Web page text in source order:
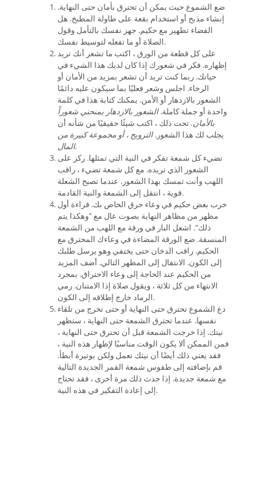
ضع الشموع حيث يمكن أن تحترق بأمان حتى النهاية.
إنشاء مذبح أو استخدام بقعة على طاولة المطبخ. هل
الفضاء تطهير مع حكيم. جهز نفسك بالتأمل وقول
الصلاة أو ما تفعله لتوسيط نفسك.
على كل قطعة من الورق ، اكتب ما تشعر أنك تريد
إظهاره. فكر في شعورك إذا كان لديك هذا الشيء في
حياتك. ربما كنت تريد أن تشعر بمزيد من الأمان أو
الرخاء. اجلس وشعر فعليًا بما سيكون عليه دائمًا
الشعور بالازدهار أو الأمن. يمكنك كتابة هذا في كلمة
واحدة أو جملة كاملة.الشعور بالازدهار يمنحني شعوراً
بالأمان.تحت ذلك ، اكتب شيئًا حقيقيًا من شأنه أن
يجلب لك هذا الشعور.الترويج ، أو مجموعة كبيرة من
المال.
تضيء كل شمعة تفكر في النية التي تمثلها. ركز على
الشعور الذي تريده. مع كل شمعة تضيء ، راقب
اللهب وأنت تمسك بهذا الشعور. عندما تصبح الشعلة
قوية ، انتقل إلى الشمعة والنية القادمة.
خرب بعض حكيم في وعاء حرق الخاص بك. قراءة أول
مظهر من مظاهر النهاية بصوت عال مع "وهكذا يتم
ذلك". اشعل النار في ورقة مع اللهب من الشمعة
المنسقة. ضع الورقة المضاءة في وعاءك المحترق مع
الحكيم. راقب الدخان حتى يختفي وهو يرسل طلبك
إلى الكون. الانتقال إلى المظهر التالي. أضف المزيد
من الحكيم عند الحاجة إلى وعاء الاحتراق. بمجرد
الانتهاء من كل ثلاثة ، ويقول صلاة إذا الامتنان. رمي
الرماد خارج إطلاقه إلى الكون.
دع الشموع تحترق حتى النهاية أو حتى تخرج من تلقاء
نفسها. عندما تحترق الشمعة حتى النهاية ، ستظهر
نيتك. إذا خرجت الشمعة قبل أن تحترق حتى النهاية ،
فمن الممكن ألا يكون الوقت مناسبًا لإظهار هذه النية ،
فقد يعني ذلك أيضًا أن نيتك تعمل ولكن بوتيرة أبطأ.
قم بإضافته إلى طقوس شمعة القمر الجديدة التالية
مع شمعة جديدة. إذا حدث ذلك مرة أخرى ، فقد تحتاج
إلى إعادة التفكير في هذه النية.